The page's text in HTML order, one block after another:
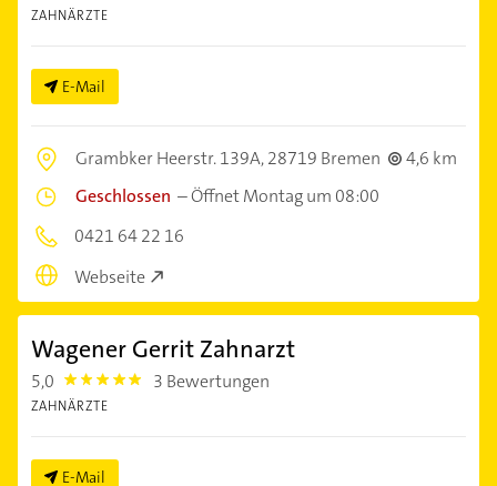
ZAHNÄRZTE
E-Mail
Grambker Heerstr. 139A,28719 Bremen
4,6 km
Geschlossen –Öffnet Montag um 08:00
0421 64 22 16
Webseite
Wagener Gerrit Zahnarzt
5,0 5.0 3 Bewertungen
ZAHNÄRZTE
E-Mail